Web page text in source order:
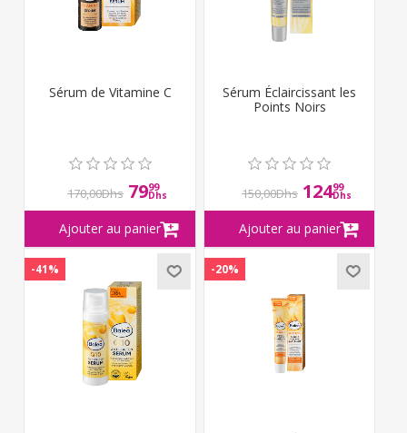
Sérum de Vitamine C
170,00Dhs 7999
Dhs
Sérum Éclaircissant les
Points Noirs
150,00Dhs 12499
Dhs
-41% -20%